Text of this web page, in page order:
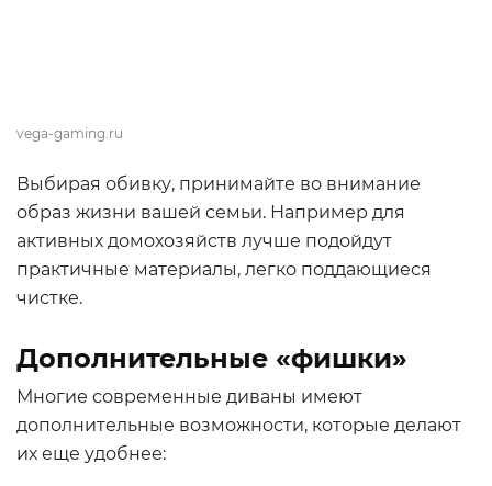
vega-gaming.ru
Выбирая обивку, принимайте во внимание
образ жизни вашей семьи. Например для
активных домохозяйств лучше подойдут
практичные материалы, легко поддающиеся
чистке.
Дополнительные «фишки»
Многие современные диваны имеют
дополнительные возможности, которые делают
их еще удобнее: